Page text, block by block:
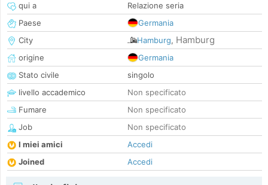
qui a
Relazione seria
Paese
Germania
City
Hamburg, Hamburg
origine
Germania
Stato civile
singolo
livello accademico
Non specificato
Fumare
Non specificato
Job
Non specificato
I miei amici
Accedi
Joined
Accedi